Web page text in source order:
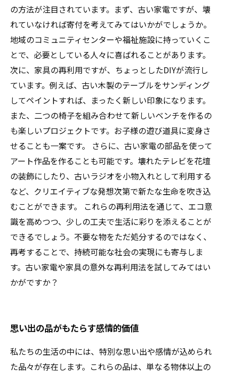
の方法が注目されています。まず、古い家電ですが、壊
れていなければ寄付を考えてみてはいかがでしょうか。
地域のコミュニティセンターや福祉施設に持っていくこ
とで、必要としている人々に喜ばれることがあります。
次に、家具の再利用ですが、ちょっとしたDIYが流行し
ています。例えば、古い木製のテーブルをサンディング
してペイントすれば、まったく新しい印象になります。
また、二つの椅子を組み合わせて新しいベンチを作るの
も楽しいプロジェクトです。お子様の遊び道具に変身さ
せることも一案です。 さらに、古い家電の部品を使って
アート作品を作ることも可能です。壊れたテレビを花壇
の装飾にしたり、古いラジオを小物入れとして利用する
など、クリエイティブな発想次第で新たな生命を吹き込
むことができます。 これらの再利用法を通じて、エコ意
識を高めつつ、少しの工夫で生活に彩りを添えることが
できるでしょう。不要な物をただ処分するのではなく、
再考することで、持続可能な社会の実現にも寄与しま
す。古い家電や家具の意外な再利用法を試してみてはい
かがですか？
思い出の品がもたらす感情的価値
私たちの生活の中には、特別な思い出や感情が込められ
た品々が存在します。これらの品は、単なる物体以上の